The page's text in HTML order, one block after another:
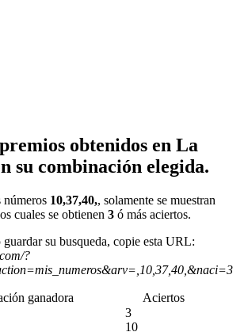
obtenidos en La
su combinación elegida.
números 10,37,40,, solamente se muestran
cuales se obtienen 3 ó más aciertos.
guardar su busqueda, copie esta URL:
?
ganadora Aciertos
3
10